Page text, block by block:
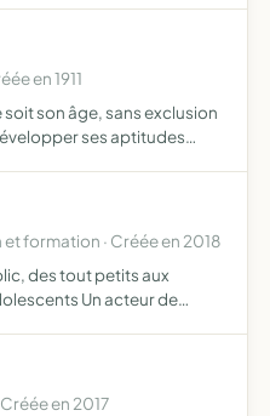
en 1911
son âge, sans exclusion
ses aptitudes
et formation · Créée en 2018
des tout petits aux
Un acteur de
en 2017